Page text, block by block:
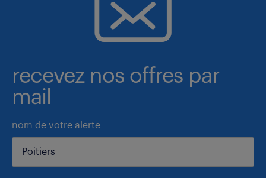
recevez nos offres par
mail
nom de votre alerte